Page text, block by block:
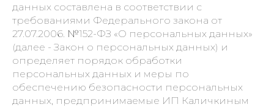
данных составлена в соответствии с
требованиями Федерального закона от
27.07.2006. №152-ФЗ «О персональных данных»
(далее - Закон о персональных данных) и
определяет порядок обработки
персональных данных и меры по
обеспечению безопасности персональных
данных, предпринимаемые ИП Каличкиным